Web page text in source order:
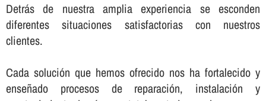
Detrás de nuestra amplia experiencia se esconden
diferentes situaciones satisfactorias con nuestros
clientes.
Cada solución que hemos ofrecido nos ha fortalecido y
enseñado procesos de reparación, instalación y